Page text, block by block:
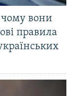
вони
правила